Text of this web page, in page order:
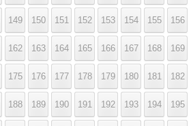
149 150 151 152 153 154 155 156
162 163 164 165 166 167 168 169
175 176 177 178 179 180 181 182
188 189 190 191 192 193 194 195